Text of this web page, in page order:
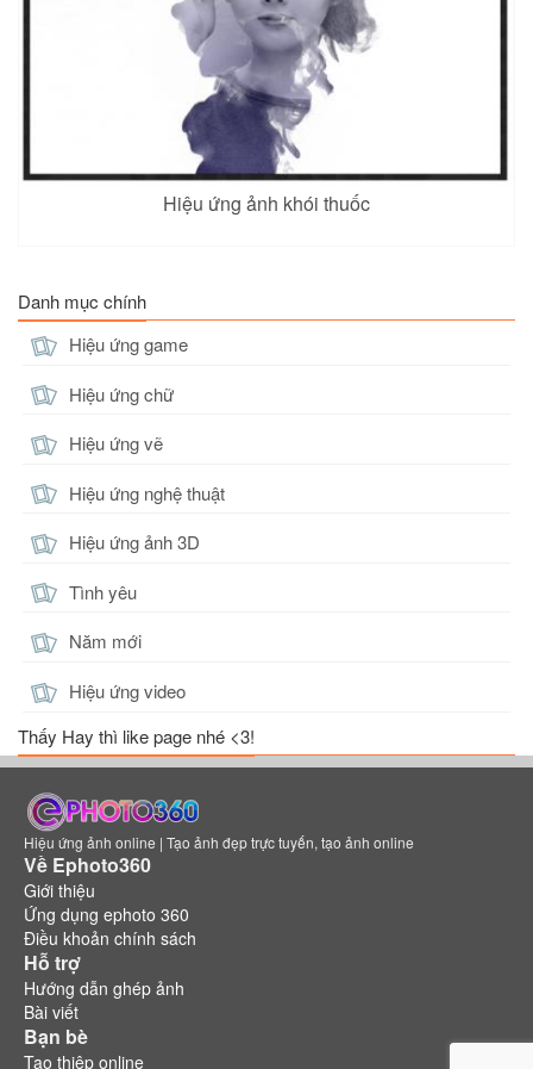
Hiệu ứng ảnh khói thuốc
Danh mục chính
Hiệu ứng game
Hiệu ứng chữ
Hiệu ứng vẽ
Hiệu ứng nghệ thuật
Hiệu ứng ảnh 3D
Tình yêu
Năm mới
Hiệu ứng video
Thấy Hay thì like page nhé <3!
Hiệu ứng ảnh online | Tạo ảnh đẹp trực tuyến, tạo ảnh online
Về Ephoto360
Giới thiệu
Ứng dụng ephoto 360
Điều khoản chính sách
Hỗ trợ
Hướng dẫn ghép ảnh
Bài viết
Bạn bè
Tạo thiệp online